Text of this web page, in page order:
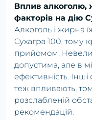
Вплив алкоголю,
факторів на дію
Алкоголь і жирна
Сухагра 100, тому
прийомом.
допустима, але в
ефективність.
теж впливають,
розслабленій
рекомендацій: